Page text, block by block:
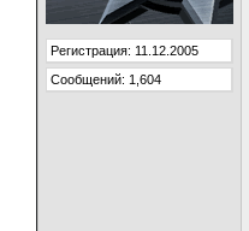
Регистрация: 11.12.2005
Сообщений: 1,604